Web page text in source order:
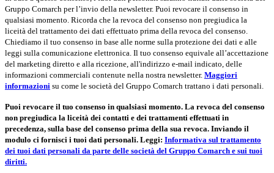
Gruppo Comarch per l’invio della newsletter. Puoi revocare il consenso in
qualsiasi momento. Ricorda che la revoca del consenso non pregiudica la
liceità del trattamento dei dati effettuato prima della revoca del consenso.
Chiediamo il tuo consenso in base alle norme sulla protezione dei dati e alle
leggi sulla comunicazione elettronica. Il tuo consenso equivale all’accettazione
del marketing diretto e alla ricezione, all'indirizzo e-mail indicato, delle
informazioni commerciali contenute nella nostra newsletter. Maggiori
informazioni su come le società del Gruppo Comarch trattano i dati personali.
Puoi revocare il tuo consenso in qualsiasi momento. La revoca del consenso
non pregiudica la liceità dei contatti e dei trattamenti effettuati in
precedenza, sulla base del consenso prima della sua revoca. Inviando il
modulo ci fornisci i tuoi dati personali. Leggi: Informativa sul trattamento
dei tuoi dati personali da parte delle società del Gruppo Comarch e sui tuoi
diritti.